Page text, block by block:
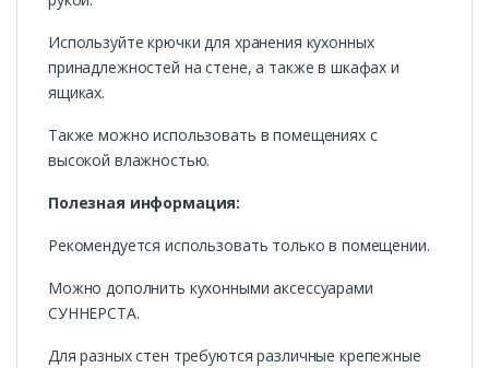
Используйте крючки для хранения кухонных
принадлежностей на стене, а также в шкафах и
ящиках.
Также можно использовать в помещениях с
высокой влажностью.
Полезная информация:
Рекомендуется использовать только в помещении.
Можно дополнить кухонными аксессуарами
СУННЕРСТА.
Для разных стен требуются различные крепежные